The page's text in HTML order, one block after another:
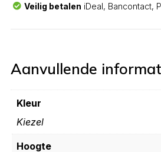
Veilig betalen iDeal, Bancontact,
Aanvullende
Kleur
Kiezel
Hoogte